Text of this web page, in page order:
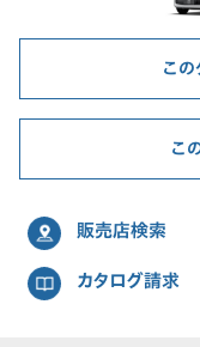
この
こ
販売店検索
カタログ請求